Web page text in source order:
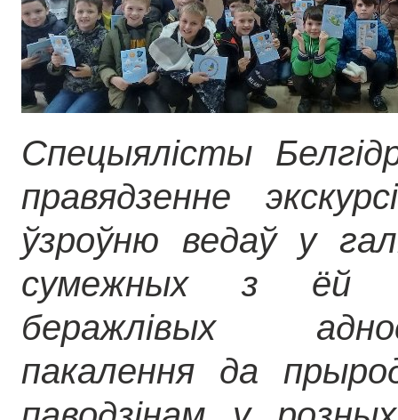
Спецыялісты
правядзенне
ўзроўню ведаў у
сумежных з ёй
беражлівых
пакалення да